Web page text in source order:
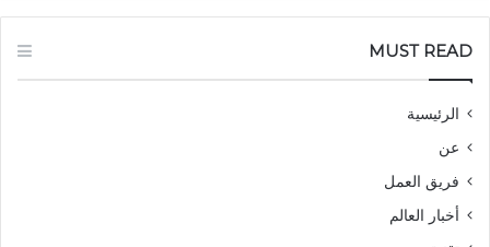
MUST READ
الرئيسية
عن
فريق العمل
أخبار العالم